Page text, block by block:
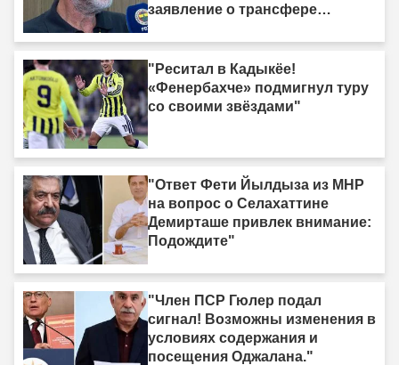
заявление о трансфере
"Реситал в Кадыкёе!
«Фенербахче» подмигнул туру
со своими звёздами"
"Ответ Фети Йылдыза из MHP
на вопрос о Селахаттине
Демирташе привлек внимание:
Подождите"
"Член ПСР Гюлер подал
сигнал! Возможны изменения в
условиях содержания и
посещения Оджалана."